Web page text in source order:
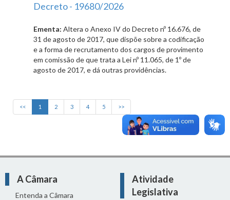
Decreto - 19680/2026
Ementa: Altera o Anexo IV do Decreto nº 16.676, de
31 de agosto de 2017, que dispõe sobre a codificação
e a forma de recrutamento dos cargos de provimento
em comissão de que trata a Lei nº 11.065, de 1º de
agosto de 2017, e dá outras providências.
<< 1 2 3 4 5 >>
A Câmara
Entenda a Câmara
Atividade
Legislativa